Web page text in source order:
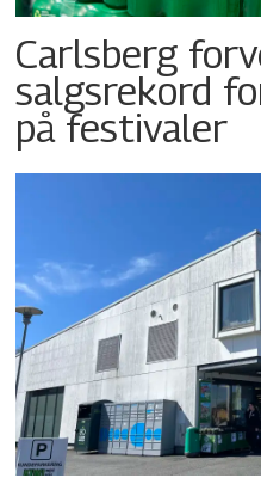
Carlsberg
salgsrekord
på festivaler